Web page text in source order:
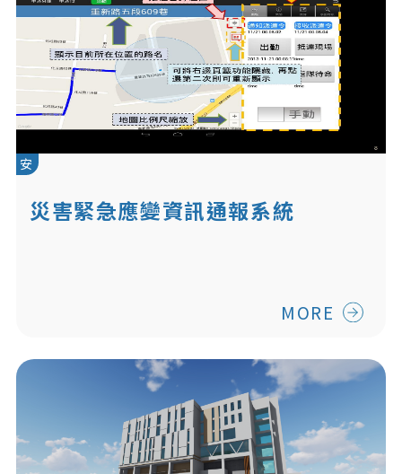
安
災害緊急應變資訊通報系統
MORE